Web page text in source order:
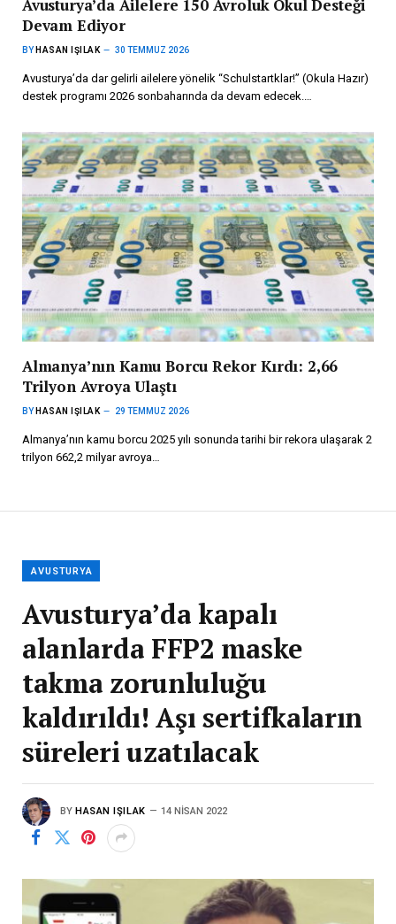
Avusturya’da Ailelere 150 Avroluk Okul Desteği
Devam Ediyor
BY HASAN IŞILAK 30 TEMMUZ 2026
Avusturya’da dar gelirli ailelere yönelik “Schulstartklar!” (Okula Hazır)
destek programı 2026 sonbaharında da devam edecek.…
Almanya’nın Kamu Borcu Rekor Kırdı: 2,66
Trilyon Avroya Ulaştı
BY HASAN IŞILAK 29 TEMMUZ 2026
Almanya’nın kamu borcu 2025 yılı sonunda tarihi bir rekora ulaşarak 2
trilyon 662,2 milyar avroya…
AVUSTURYA
Avusturya’da kapalı
alanlarda FFP2 maske
takma zorunluluğu
kaldırıldı! Aşı sertifkaların
süreleri uzatılacak
BY HASAN IŞILAK 14 NISAN 2022